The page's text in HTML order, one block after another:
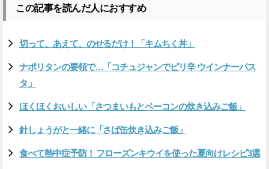
この記事を読んだ人におすすめ
切って、あえて、のせるだけ！「キムちく丼」
ナポリタンの要領で…「コチュジャンでピリ辛 ウインナーパス
タ」
ほくほくおいしい「さつまいもとベーコンの炊き込みご飯」
針しょうがと一緒に「さば缶炊き込みご飯」
食べて熱中症予防！ フローズンキウイを使った夏向けレシピ3選